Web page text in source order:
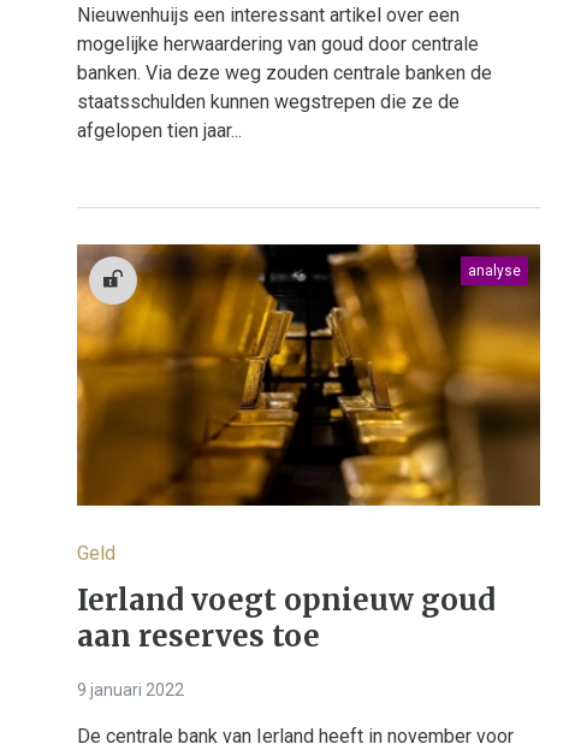
Nieuwenhuijs een interessant artikel over een
mogelijke herwaardering van goud door centrale
banken. Via deze weg zouden centrale banken de
staatsschulden kunnen wegstrepen die ze de
afgelopen tien jaar...
analyse
Geld
Ierland voegt opnieuw goud
aan reserves toe
9 januari 2022
De centrale bank van Ierland heeft in november voor